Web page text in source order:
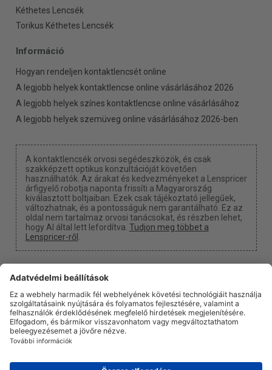
Kéthetes Lencsék
Torikus Kéthetes Lencsék
Információ
Hogyan rendeljen kontaktlencsét online
A legjobb helyek kontaktlencse online vásárlásához 2026
A legjobb helyek színes kontaktlencse online vásárlásához
A legjobb helyek szemüveg online vásárlásához 2026-ben
A kontaktlencsék orvosi segédeszközök, és csak
szakképzett optikus konzultációját követően
használhatók. Az árakat és kedvezményeket a Lenspricer
árfigyelő robotja naponta frissíti a Magyarország
kiválasztott boltjaiban. Ezek csak tájékoztató jellegűek,
változhatnak, és a pontosságuk nem garantálható. Ez az
oldal nem tartalmaz orvosi tanácsokat, és részben lehet,
hogy AI által lett lefordítva. Tudjon meg többet a
Lenspricer-ről .
Süti beállítások
Kapunk egy jutalékot, ha a linkjeinken keresztül vásárol
RólunkHírekInformációAdatvédelmi politikaJogi